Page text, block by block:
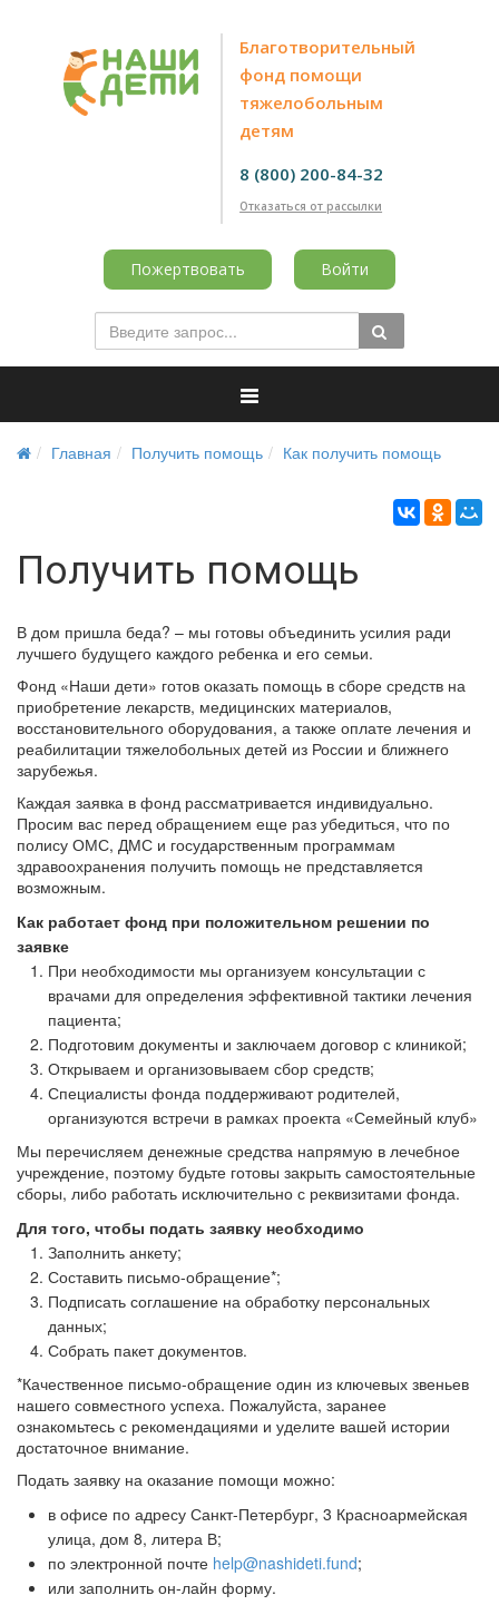
Благотворительный
фонд помощи
тяжелобольным
детям
8 (800) 200-84-32
Отказаться от рассылки
Пожертвовать Войти
Главная Получить помощь Как получить помощь
Получить помощь
В дом пришла беда? – мы готовы объединить усилия ради
лучшего будущего каждого ребенка и его семьи.
Фонд «Наши дети» готов оказать помощь в сборе средств на
приобретение лекарств, медицинских материалов,
восстановительного оборудования, а также оплате лечения и
реабилитации тяжелобольных детей из России и ближнего
зарубежья.
Каждая заявка в фонд рассматривается индивидуально.
Просим вас перед обращением еще раз убедиться, что по
полису ОМС, ДМС и государственным программам
здравоохранения получить помощь не представляется
возможным.
Как работает фонд при положительном решении по
заявке
При необходимости мы организуем консультации с
врачами для определения эффективной тактики лечения
пациента;
Подготовим документы и заключаем договор с клиникой;
Открываем и организовываем сбор средств;
Специалисты фонда поддерживают родителей,
организуются встречи в рамках проекта «Семейный клуб»
Мы перечисляем денежные средства напрямую в лечебное
учреждение, поэтому будьте готовы закрыть самостоятельные
сборы, либо работать исключительно с реквизитами фонда.
Для того, чтобы подать заявку необходимо
Заполнить анкету;
Составить письмо-обращение*;
Подписать соглашение на обработку персональных
данных;
Собрать пакет документов.
*Качественное письмо-обращение один из ключевых звеньев
нашего совместного успеха. Пожалуйста, заранее
ознакомьтесь с рекомендациями и уделите вашей истории
достаточное внимание.
Подать заявку на оказание помощи можно:
в офисе по адресу Санкт-Петербург, 3 Красноармейская
улица, дом 8, литера В;
по электронной почте help@nashideti.fund;
или заполнить он-лайн форму.